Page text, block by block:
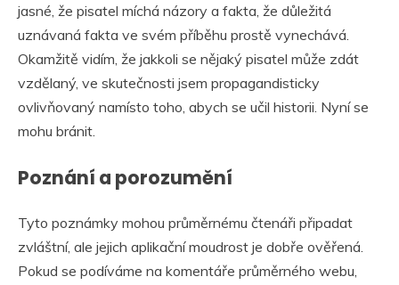
jasné, že pisatel míchá názory a fakta, že důležitá
uznávaná fakta ve svém příběhu prostě vynechává.
Okamžitě vidím, že jakkoli se nějaký pisatel může zdát
vzdělaný, ve skutečnosti jsem propagandisticky
ovlivňovaný namísto toho, abych se učil historii. Nyní se
mohu bránit.
Poznání a porozumění
Tyto poznámky mohou průměrnému čtenáři připadat
zvláštní, ale jejich aplikační moudrost je dobře ověřená.
Pokud se podíváme na komentáře průměrného webu,